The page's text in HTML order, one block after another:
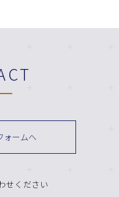
ォームへ
せください